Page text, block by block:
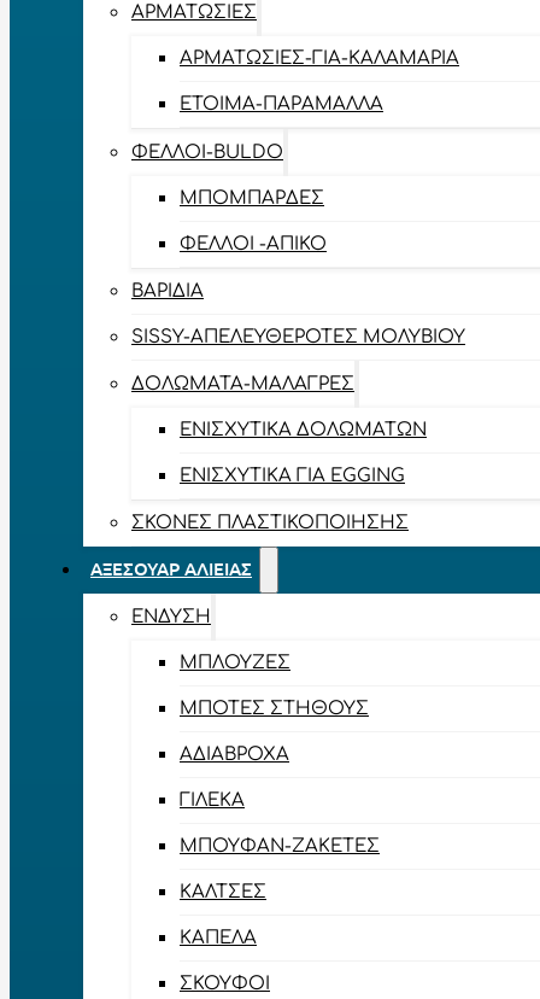
ΑΡΜΑΤΩΣΙΈΣ
ΑΡΜΑΤΩΣΙΈΣ-ΓΙΑ-ΚΑΛΑΜΆΡΙΑ
ΈΤΟΙΜΑ-ΠΑΡΆΜΑΛΛΑ
ΦΕΛΛΟΊ-BULDO
ΜΠΟΜΠΆΡΔΕΣ
ΦΕΛΛΟΊ -ΑΠΊΚΟ
ΒΑΡΊΔΙΑ
SISSY-ΑΠΕΛΕΥΘΕΡΟΤΈΣ ΜΟΛΥΒΙΟΎ
ΔΟΛΏΜΑΤΑ-ΜΑΛΆΓΡΕΣ
ΕΝΙΣΧΥΤΙΚΆ ΔΟΛΩΜΆΤΩΝ
ΕΝΙΣΧΥΤΙΚΆ ΓΙΑ EGGING
ΣΚΌΝΕΣ ΠΛΑΣΤΙΚΟΠΟΊΗΣΗΣ
ΑΞΕΣΟΥΆΡ ΑΛΙΕΊΑΣ
ΈΝΔΥΣΗ
ΜΠΛΟΎΖΕΣ
ΜΠΌΤΕΣ ΣΤΉΘΟΥΣ
ΑΔΙΆΒΡΟΧΑ
ΓΙΛΈΚΑ
ΜΠΟΥΦΆΝ-ΖΑΚΈΤΕΣ
ΚΆΛΤΣΕΣ
ΚΑΠΈΛΑ
ΣΚΟΎΦΟΙ